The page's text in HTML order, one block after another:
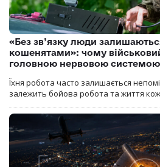
«Без зв’язку люди
кошенятами»: чому
головною нервовою
Їхня робота часто залишається
залежить бойова робота та життя